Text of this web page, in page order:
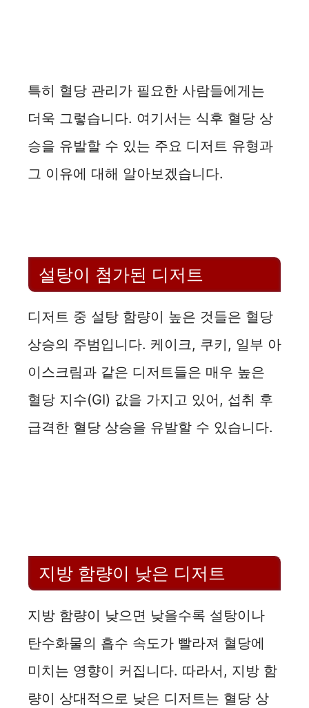
특히 혈당 관리가 필요한 사람들에게는
더욱 그렇습니다. 여기서는 식후 혈당 상
승을 유발할 수 있는 주요 디저트 유형과
그 이유에 대해 알아보겠습니다.
설탕이 첨가된 디저트
디저트 중 설탕 함량이 높은 것들은 혈당
상승의 주범입니다. 케이크, 쿠키, 일부 아
이스크림과 같은 디저트들은 매우 높은
혈당 지수(GI) 값을 가지고 있어, 섭취 후
급격한 혈당 상승을 유발할 수 있습니다.
지방 함량이 낮은 디저트
지방 함량이 낮으면 낮을수록 설탕이나
탄수화물의 흡수 속도가 빨라져 혈당에
미치는 영향이 커집니다. 따라서, 지방 함
량이 상대적으로 낮은 디저트는 혈당 상